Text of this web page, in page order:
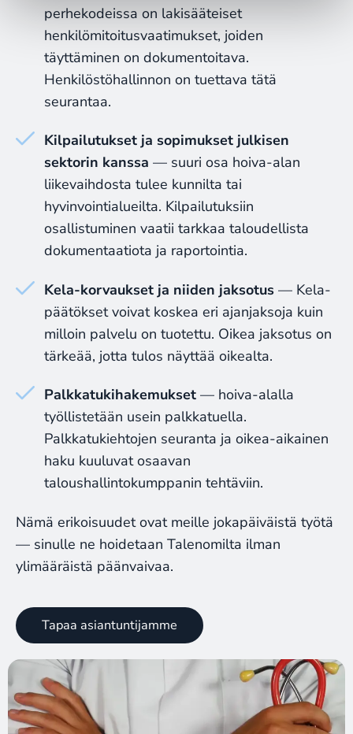
perhekodeissa on lakisääteiset
henkilömitoitusvaatimukset, joiden
täyttäminen on dokumentoitava.
Henkilöstöhallinnon on tuettava tätä
seurantaa.
Kilpailutukset ja sopimukset julkisen
sektorin kanssa — suuri osa hoiva-alan
liikevaihdosta tulee kunnilta tai
hyvinvointialueilta. Kilpailutuksiin
osallistuminen vaatii tarkkaa taloudellista
dokumentaatiota ja raportointia.
Kela-korvaukset ja niiden jaksotus — Kela-
päätökset voivat koskea eri ajanjaksoja kuin
milloin palvelu on tuotettu. Oikea jaksotus on
tärkeää, jotta tulos näyttää oikealta.
Palkkatukihakemukset — hoiva-alalla
työllistetään usein palkkatuella.
Palkkatukiehtojen seuranta ja oikea-aikainen
haku kuuluvat osaavan
taloushallintokumppanin tehtäviin.
Nämä erikoisuudet ovat meille jokapäiväistä työtä
— sinulle ne hoidetaan Talenomilta ilman
ylimääräistä päänvaivaa.
Tapaa asiantuntijamme